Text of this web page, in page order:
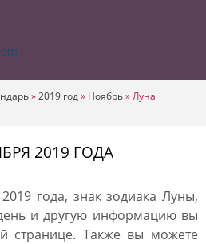
»2019 год» Ноябрь»Луна
2019 ГОДА
года, знак зодиака Луны,
и другую информацию вы
странице. Также вы можете